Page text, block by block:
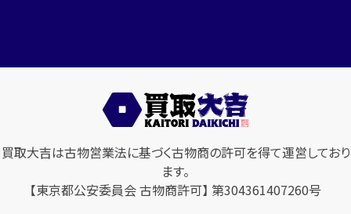
買取大吉は古物営業法に基づく古物商の許可を得て運営しており
ます。
【東京都公安委員会 古物商許可】 第304361407260号